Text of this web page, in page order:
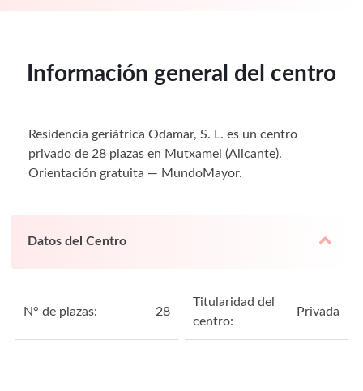
Información general del centro
Residencia geriátrica Odamar, S. L. es un centro
privado de 28 plazas en Mutxamel (Alicante).
Orientación gratuita — MundoMayor.
Datos del Centro
N° de plazas: 28
Titularidad del
centro:
Privada